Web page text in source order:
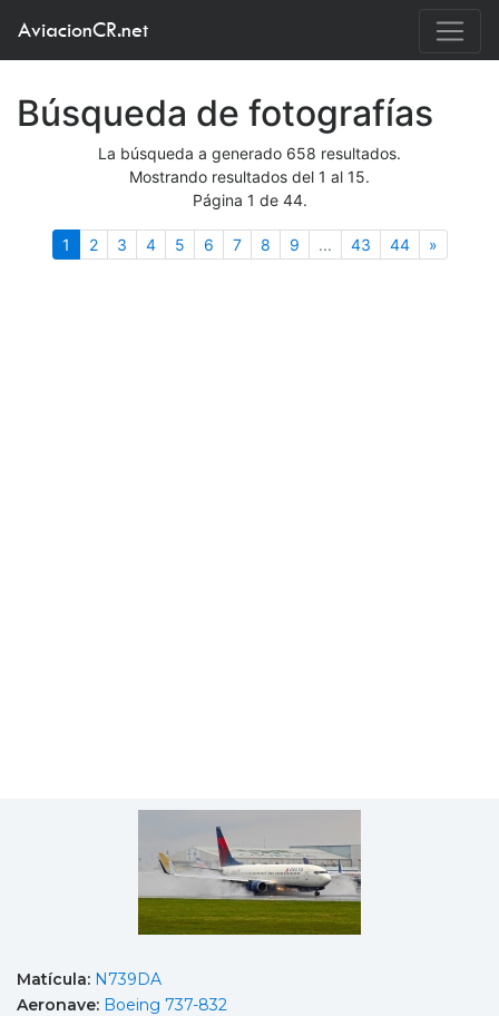
AviacionCR.net
Búsqueda de fotografías
La búsqueda a generado 658 resultados.
Mostrando resultados del 1 al 15.
Página 1 de 44.
1 (actual)
2 3 4 5 6 7 8 9 ... 43 44 »
Matícula: N739DA
Aeronave: Boeing 737-832